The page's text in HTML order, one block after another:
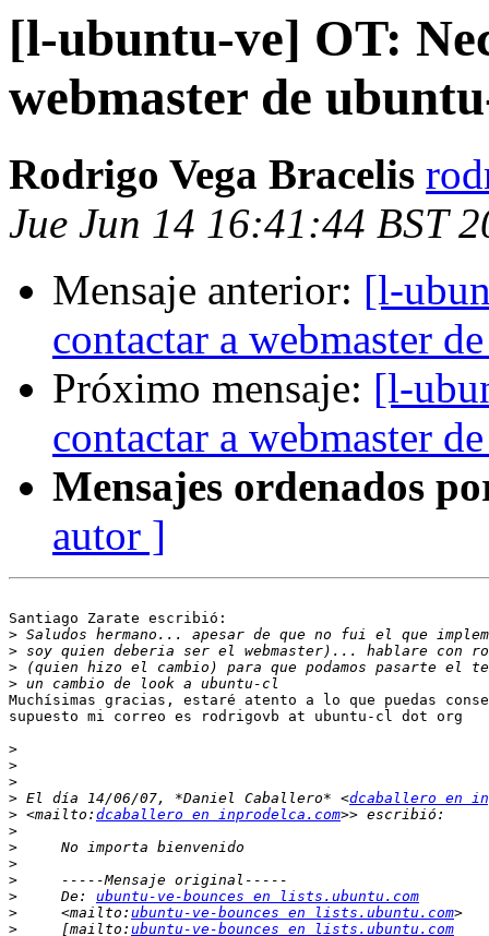
[l-ubuntu-ve] OT:
webmaster de
Rodrigo Vega Bracelis
Jue Jun 14 16:41:44 BST
Mensaje anterior: [l-
contactar a webmaster
Próximo mensaje: [l-
contactar a webmaster
Mensajes ordenados
autor ]
Santiago Zarate escribió:
>
>
>
>
Muchísimas gracias, estaré atento a lo que puedas
supuesto mi correo es rodrigovb at ubuntu-cl dot org
>
>
>
> El día 14/06/07, *Daniel Caballero* <dcaballero en
> <mailto: dcaballero en inprodelca.com
>
>
>
>
>
     De:
ubuntu-ve-bounces en lists.ubuntu.com
>
     <mailto:
ubuntu-ve-bounces en lists.ubuntu.com
>
     [mailto:
ubuntu-ve-bounces en lists.ubuntu.com